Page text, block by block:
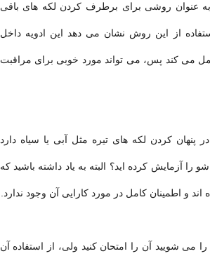
عنوان روشی برای برطرف کردن لکه های باقی
از این روش نشان می دهد این ادویه داخل
می کند پس، می تواند مورد خوبی برای مراقبت
پنهان کردن لکه های تیره مثل آبی یا سیاه دارد
را آزمایش کرده اید؟ البته به یاد داشته باشید که
و اطمینان کامل در مورد کارایی آن وجود ندارد.
می شویید آن را امتحان کنید ولی، از استفاده آن